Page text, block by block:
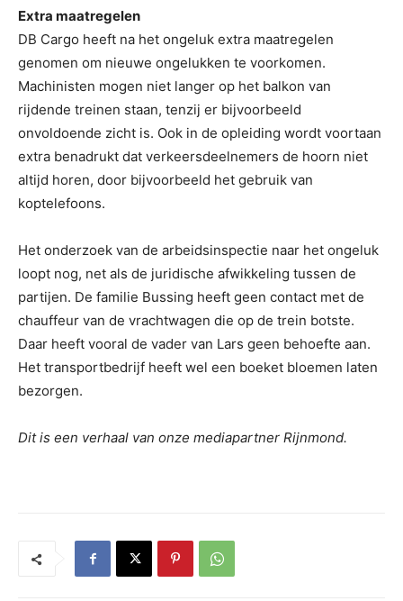
Extra maatregelen
DB Cargo heeft na het ongeluk extra maatregelen
genomen om nieuwe ongelukken te voorkomen.
Machinisten mogen niet langer op het balkon van
rijdende treinen staan, tenzij er bijvoorbeeld
onvoldoende zicht is. Ook in de opleiding wordt voortaan
extra benadrukt dat verkeersdeelnemers de hoorn niet
altijd horen, door bijvoorbeeld het gebruik van
koptelefoons.
Het onderzoek van de arbeidsinspectie naar het ongeluk
loopt nog, net als de juridische afwikkeling tussen de
partijen. De familie Bussing heeft geen contact met de
chauffeur van de vrachtwagen die op de trein botste.
Daar heeft vooral de vader van Lars geen behoefte aan.
Het transportbedrijf heeft wel een boeket bloemen laten
bezorgen.
Dit is een verhaal van onze mediapartner Rijnmond.